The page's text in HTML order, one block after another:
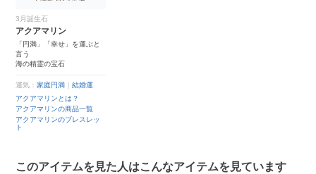
3月誕生石
アクアマリン
「円満」「幸せ」を運ぶと
言う
海の精霊の宝石
運気：家庭円満 ｜結婚運
アクアマリンとは？
アクアマリンの商品一覧
アクアマリンのブレスレッ
ト
このアイテムを見た人はこんなアイテムを見ています